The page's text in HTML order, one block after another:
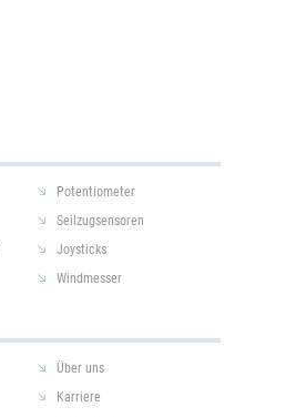
Potentiometer
Seilzugsensoren
Joysticks
Windmesser
Über uns
Karriere